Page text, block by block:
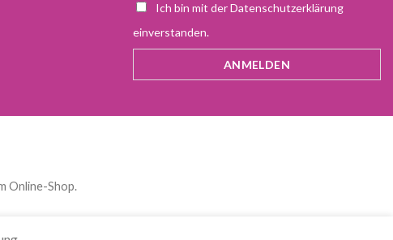
Ich bin mit der Datenschutzerklärung
einverstanden.
Online-Shop.